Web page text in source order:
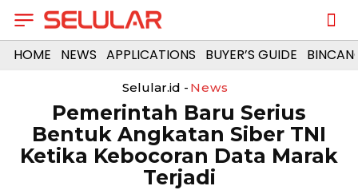
HOME NEWS APPLICATIONS BUYER’S GUIDE
Selular.id - News
Pemerintah Baru Serius
Bentuk Angkatan Siber TNI
Ketika Kebocoran Data Marak
Terjadi